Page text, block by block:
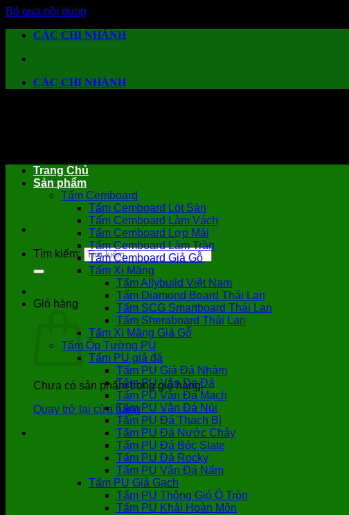
Bỏ qua nội dung
CÁC CHI NHÁNH
CÁC CHI NHÁNH
Tìm kiếm:
Giỏ hàng
Chưa có sản phẩm trong giỏ hàng.
Quay trở lại cửa hàng
Trang Chủ
Sản phẩm
Tấm Cemboard
Tấm Cemboard Lót Sàn
Tấm Cemboard Làm Vách
Tấm Cemboard Lợp Mái
Tấm Cemboard Làm Trần
Tấm Cemboard Giả Gỗ
Tấm Xi Măng
Tấm Allybuild Việt Nam
Tấm Diamond Board Thái Lan
Tấm SCG Smartboard Thái Lan
Tấm Sheraboard Thái Lan
Tấm Xi Măng Giả Gỗ
Tấm Ốp Tường PU
Tấm PU giả đá
Tấm PU Giả Đá Nhám
Tấm PU Vân Da Đá
Tấm PU Vân Đá Mạch
Tấm PU Vân Đá Núi
Tấm PU Đá Thạch Bì
Tấm PU Đá Nước Chảy
Tấm PU Đá Bóc Slate
Tấm PU Đá Rocky
Tấm PU Vân Đá Nấm
Tấm PU Giả Gạch
Tấm PU Thông Gió Ô Tròn
Tấm PU Khải Hoàn Môn